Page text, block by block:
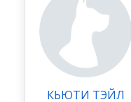
КЬЮТИ ТЭЙЛ